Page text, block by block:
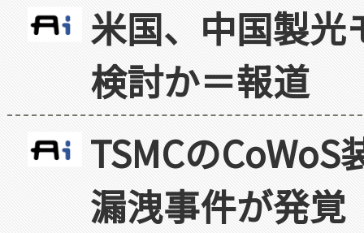
米国、中国製光
検討か＝報道
TSMCの
漏洩事件が発覚